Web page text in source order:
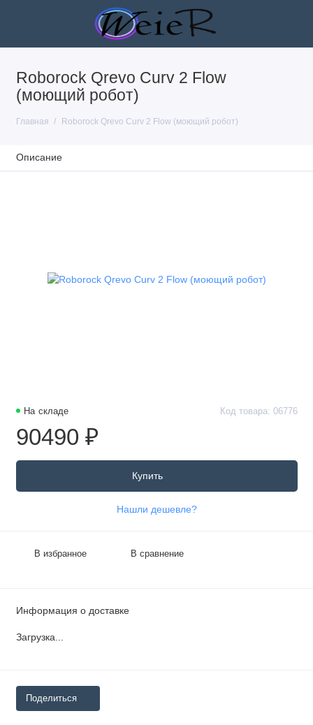
Roborock Qrevo Curv 2 Flow
(моющий робот)
Главная Roborock Qrevo Curv 2 Flow (моющий робот)
Описание
На складе Код товара: 06776
90490 ₽
Купить
Нашли дешевле?
В избранное В сравнение
Информация о доставке
Загрузка...
Поделиться